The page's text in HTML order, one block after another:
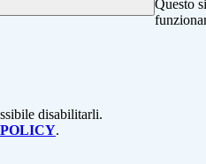
Questo
disabilitarli.
.